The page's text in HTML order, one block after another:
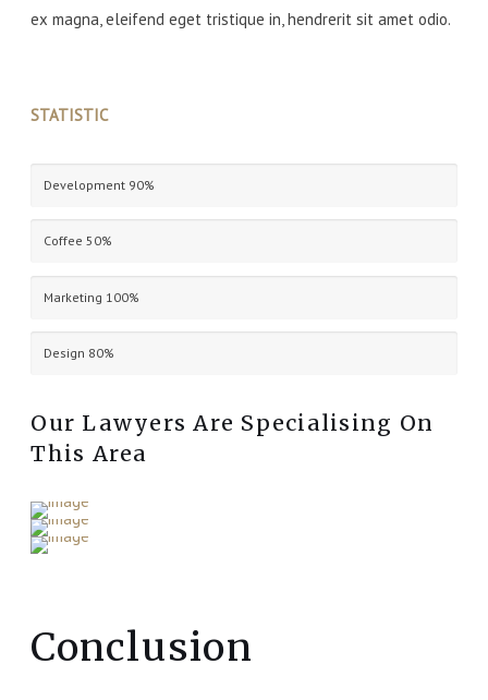
ex magna, eleifend eget tristique in, hendrerit sit amet odio.
STATISTIC
Development 90%
Coffee50%
Marketing 100%
Design 80%
Our Lawyers Are Specialising On
This Area
Conclusion